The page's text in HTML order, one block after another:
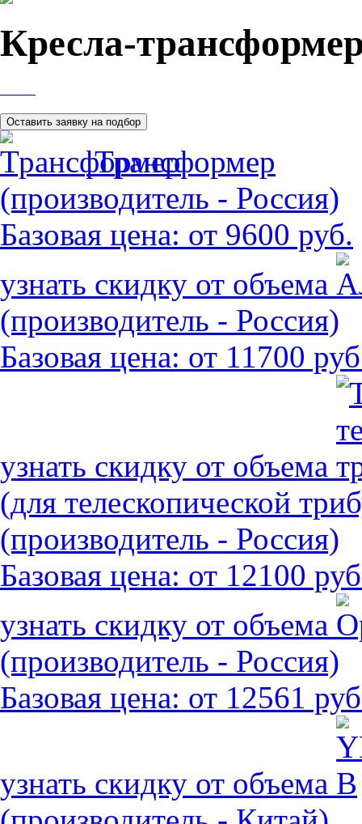
Кресла-
Трансформер
(производитель - Россия)
Базовая цена: от 9600 руб.
узнать скидку от объема
(производитель - Россия)
Базовая цена: от 11700
узнать скидку от объема
(для телескопической
(производитель - Россия)
Базовая цена: от 12100
узнать скидку от объема
(производитель - Россия)
Базовая цена: от 12561
узнать скидку от объема